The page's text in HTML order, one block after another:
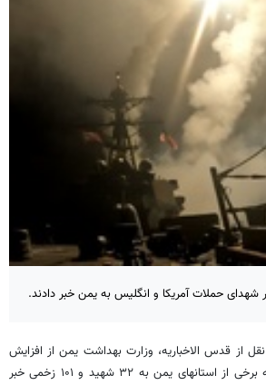
شهدای حملات آمریکا و انگلیس به یمن خبر دادند.
از قدس الاخباریه، وزارت بهداشت یمن از افزایش
آمار شهدای حملات آمریکا به برخی از استانهای یمن به ۳۲ شهید و ۱۰۱ زخمی خبر